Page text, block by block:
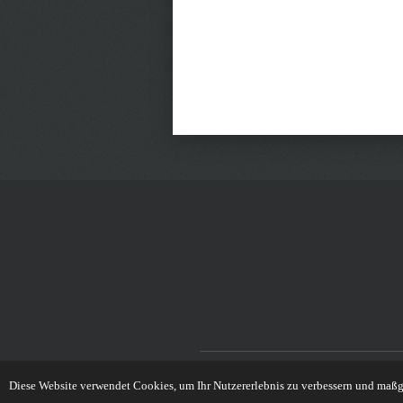
Diese Website verwendet Cookies, um Ihr Nutzererlebnis zu verbessern und